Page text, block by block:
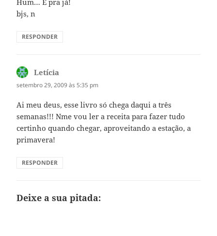
bjs, n
RESPONDER
Letícia
setembro 29, 2009 às 5:35 pm
Ai meu deus, esse livro só chega daqui a três
semanas!!! Nme vou ler a receita para fazer tudo
certinho quando chegar, aproveitando a estação, a
primavera!
RESPONDER
Deixe a sua pitada: